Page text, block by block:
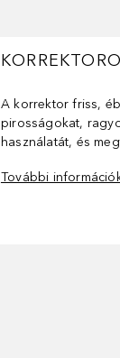
A korrektor friss,
pirosságokat,
használatát, és
További